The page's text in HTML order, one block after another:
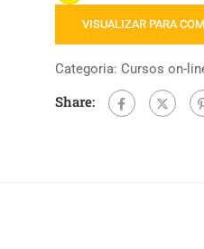
VISUALIZAR PARA
Categoria: Cursos on-
Share: